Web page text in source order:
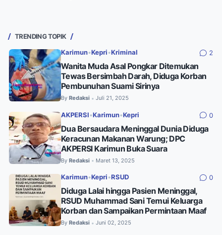
TRENDING TOPIK
Karimun•Kepri •Kriminal 2
Wanita Muda Asal Pongkar Ditemukan
Tewas Bersimbah Darah, Diduga Korban
Pembunuhan Suami Sirinya
By Redaksi • Juli 21, 2025
AKPERSI •Karimun•Kepri 0
Dua Bersaudara Meninggal Dunia Diduga
Keracunan Makanan Warung; DPC
AKPERSI Karimun Buka Suara
By Redaksi • Maret 13, 2025
Karimun•Kepri •RSUD 0
Diduga Lalai hingga Pasien Meninggal,
RSUD Muhammad Sani Temui Keluarga
Korban dan Sampaikan Permintaan Maaf
By Redaksi • Juni 02, 2025